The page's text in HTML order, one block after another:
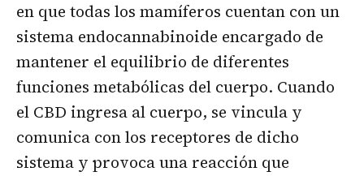
en que todas los mamíferos cuentan con un
sistema endocannabinoide encargado de
mantener el equilibrio de diferentes
funciones metabólicas del cuerpo. Cuando
el CBD ingresa al cuerpo, se vincula y
comunica con los receptores de dicho
sistema y provoca una reacción que